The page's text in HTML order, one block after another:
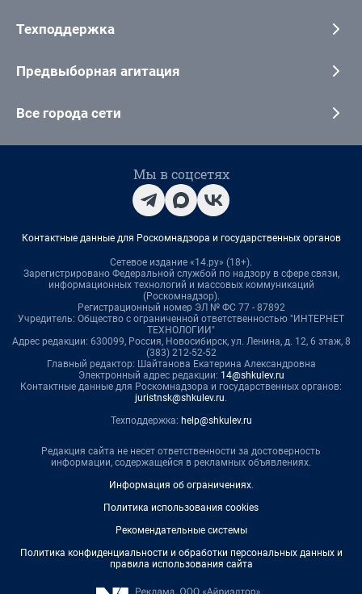
Техподдержка
Предвыборная агитация
Все города сети
Мы в соцсетях
Контактные данные для Роскомнадзора и государственных органов
Сетевое издание «14.ру» (18+).
Зарегистрировано Федеральной службой по надзору в сфере связи,
информационных технологий и массовых коммуникаций
(Роскомнадзор).
Регистрационный номер ЭЛ № ФС 77 - 87892
Учредитель: Общество с ограниченной ответственностью "ИНТЕРНЕТ
ТЕХНОЛОГИИ"
Адрес редакции: 630099, Россия, Новосибирск, ул. Ленина, д. 12, 6 этаж, 8
(383) 212-52-52
Главный редактор: Шайтанова Екатерина Александровна
Электронный адрес редакции: 14@shkulev.ru
Контактные данные для Роскомнадзора и государственных органов:
juristnsk@shkulev.ru.
Техподдержка: help@shkulev.ru
Редакция сайта не несет ответственности за достоверность
информации, содержащейся в рекламных объявлениях.
Информация об ограничениях.
Политика использования cookies
Рекомендательные системы
Политика конфиденциальности и обработки персональных данных и
правила использования сайта